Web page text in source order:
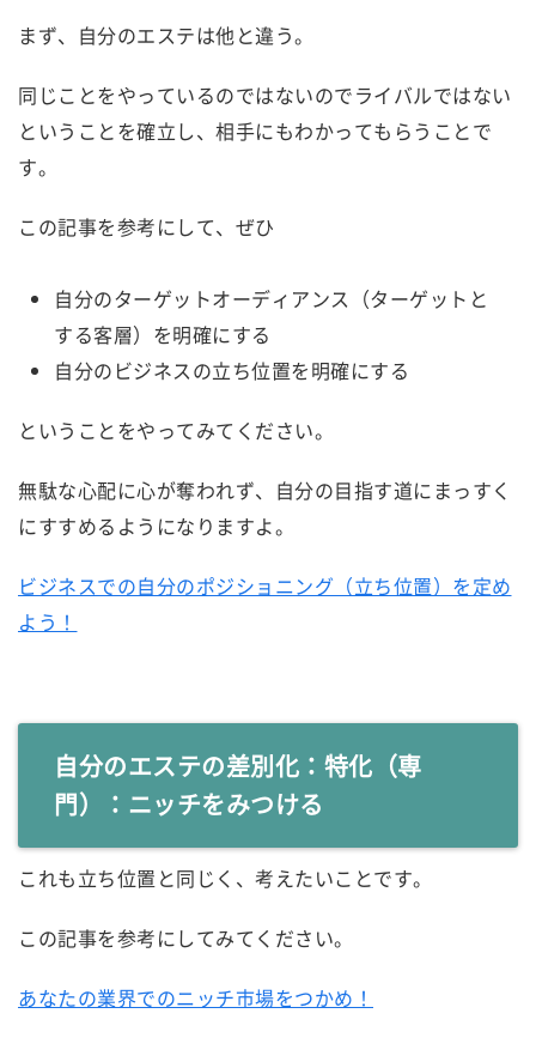
まず、自分のエステは他と違う。
同じことをやっているのではないのでライバルではない
ということを確立し、相手にもわかってもらうことで
す。
この記事を参考にして、ぜひ
自分のターゲットオーディアンス（ターゲットと
する客層）を明確にする
自分のビジネスの立ち位置を明確にする
ということをやってみてください。
無駄な心配に心が奪われず、自分の目指す道にまっすく
にすすめるようになりますよ。
ビジネスでの自分のポジショニング（立ち位置）を定め
よう！
自分のエステの差別化：特化（専
門）：ニッチをみつける
これも立ち位置と同じく、考えたいことです。
この記事を参考にしてみてください。
あなたの業界でのニッチ市場をつかめ！